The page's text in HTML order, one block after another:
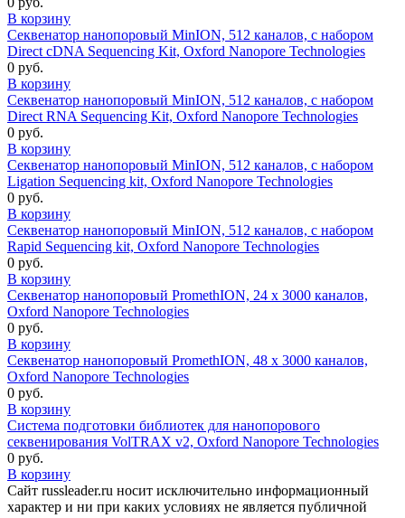
В корзину
Секвенатор нанопоровый MinION, 512 каналов, с набором
Direct cDNA Sequencing Kit, Oxford Nanopore Technologies
0 руб.
В корзину
Секвенатор нанопоровый MinION, 512 каналов, с набором
Direct RNA Sequencing Kit, Oxford Nanopore Technologies
0 руб.
В корзину
Секвенатор нанопоровый MinION, 512 каналов, с набором
Ligation Sequencing kit, Oxford Nanopore Technologies
0 руб.
В корзину
Секвенатор нанопоровый MinION, 512 каналов, с набором
Rapid Sequencing kit, Oxford Nanopore Technologies
0 руб.
В корзину
Секвенатор нанопоровый PromethION, 24 х 3000 каналов,
Oxford Nanopore Technologies
0 руб.
В корзину
Секвенатор нанопоровый PromethION, 48 х 3000 каналов,
Oxford Nanopore Technologies
0 руб.
В корзину
Система подготовки библиотек для нанопорового
секвенирования VolTRAX v2, Oxford Nanopore Technologies
0 руб.
В корзину
Сайт russleader.ru носит исключительно информационный
характер и ни при каких условиях не является публичной